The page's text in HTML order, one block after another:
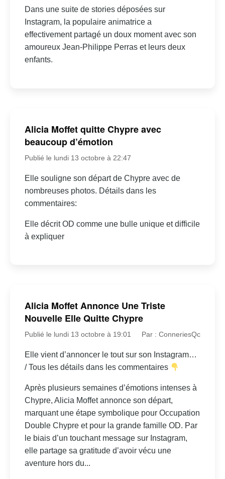
Dans une suite de stories déposées sur
Instagram, la populaire animatrice a
effectivement partagé un doux moment avec son
amoureux Jean-Philippe Perras et leurs deux
enfants.
Alicia Moffet quitte Chypre avec
beaucoup d’émotion
Publié le lundi 13 octobre à 22:47
Elle souligne son départ de Chypre avec de
nombreuses photos. Détails dans les
commentaires:
Elle décrit OD comme une bulle unique et difficile
à expliquer
Alicia Moffet Annonce Une Triste
Nouvelle Elle Quitte Chypre
Publié le lundi 13 octobre à 19:01 Par : ConneriesQc
Elle vient d’annoncer le tout sur son Instagram…
/ Tous les détails dans les commentaires
Après plusieurs semaines d’émotions intenses à
Chypre, Alicia Moffet annonce son départ,
marquant une étape symbolique pour Occupation
Double Chypre et pour la grande famille OD. Par
le biais d’un touchant message sur Instagram,
elle partage sa gratitude d’avoir vécu une
aventure hors du...